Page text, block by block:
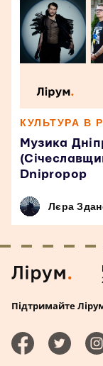
КУЛЬТУРА В
Музика
Dnipropop
Лєра
Підтримайте